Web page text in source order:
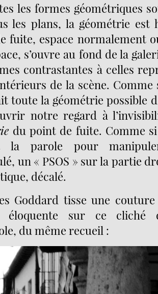
les formes géométriques
les plans, la géométrie est
fuite, espace normalement
s’ouvre au fond de la
contrastantes à celles
de la scène.
toute la géométrie possible
notre regard à
du point de fuite. Comme
la parole pour
un « PSOS » sur la partie
décalé.
Goddard tisse une
éloquente sur ce cliché
du même recueil :